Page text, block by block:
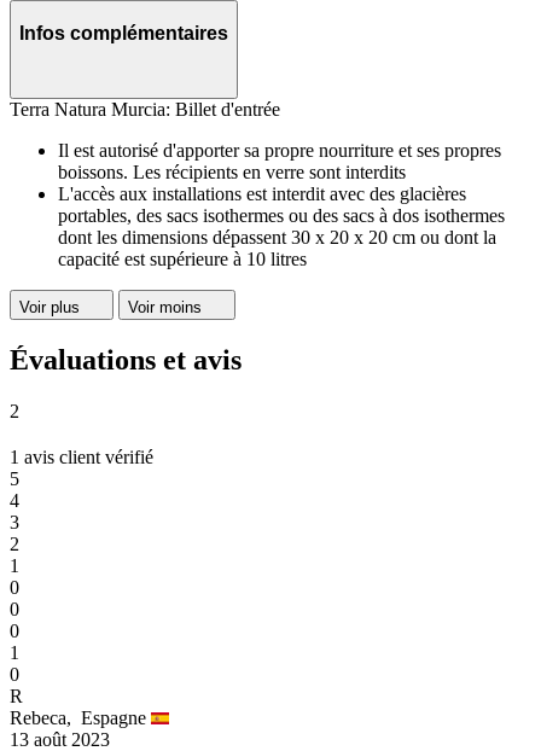
Infos complémentaires
Terra Natura Murcia: Billet d'entrée
Il est autorisé d'apporter sa propre nourriture et ses propres
boissons. Les récipients en verre sont interdits
L'accès aux installations est interdit avec des glacières
portables, des sacs isothermes ou des sacs à dos isothermes
dont les dimensions dépassent 30 x 20 x 20 cm ou dont la
capacité est supérieure à 10 litres
Voir plus Voir moins
Évaluations et avis
2
1 avis client vérifié
5
4
3
2
1
0
0
0
1
0
R
Rebeca, Espagne
13 août 2023